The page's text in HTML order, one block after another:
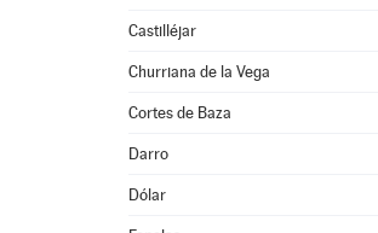
Castilléjar
Churriana de la Vega
Cortes de Baza
Darro
Dólar